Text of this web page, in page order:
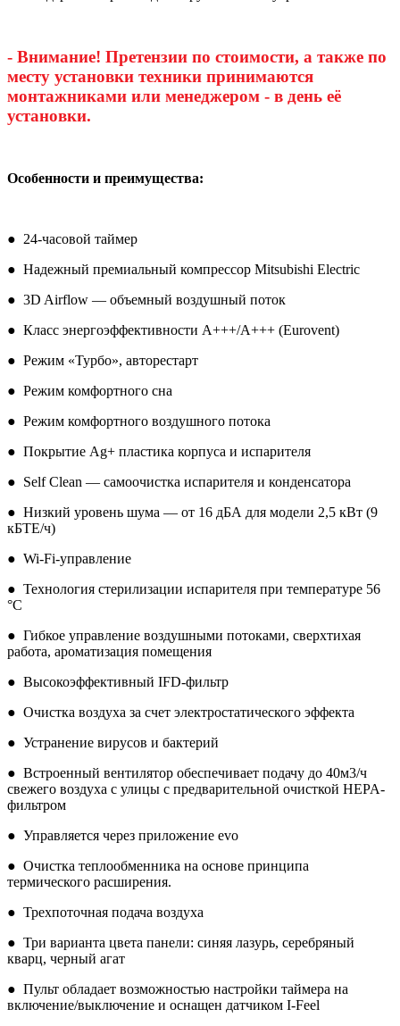
- Внимание! Претензии по стоимости, а также по
месту установки техники принимаются
монтажниками или менеджером - в день её
установки.
Особенности и преимущества:
● 24-часовой таймер
● Надежный премиальный компрессор Mitsubishi Electric
● 3D Airflow — объемный воздушный поток
● Класс энергоэффективности А+++/A+++ (Eurovent)
● Режим «Турбо», авторестарт
● Режим комфортного сна
● Режим комфортного воздушного потока
● Покрытие Ag+ пластика корпуса и испарителя
● Self Clean — самоочистка испарителя и конденсатора
● Низкий уровень шума — от 16 дБА для модели 2,5 кВт (9
кБТЕ/ч)
● Wi-Fi-управление
● Технология стерилизации испарителя при температуре 56
°С
● Гибкое управление воздушными потоками, сверхтихая
работа, ароматизация помещения
● Высокоэффективный IFD-фильтр
● Очистка воздуха за счет электростатического эффекта
● Устранение вирусов и бактерий
● Встроенный вентилятор обеспечивает подачу до 40м3/ч
свежего воздуха с улицы с предварительной очисткой HEPA-
фильтром
● Управляется через приложение evo
● Очистка теплообменника на основе принципа
термического расширения.
● Трехпоточная подача воздуха
● Три варианта цвета панели: cиняя лазурь, серебряный
кварц, черный агат
● Пульт обладает возможностью настройки таймера на
включение/выключение и оснащен датчиком I-Feel